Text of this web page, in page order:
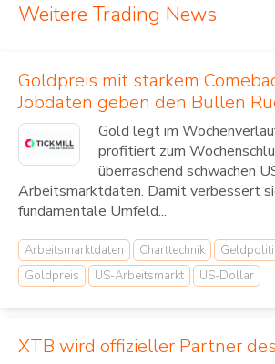
Weitere Trading News
Goldpreis mit starkem
Jobdaten geben den Bullen
Gold legt im
profitiert zum
überraschend schwachen
Arbeitsmarktdaten. Damit verbessert
fundamentale Umfeld...
Arbeitsmarktdaten Charttechnik
Goldpreis
US-Arbeitsmarkt US-Dollar
XTB wird offizieller Partner